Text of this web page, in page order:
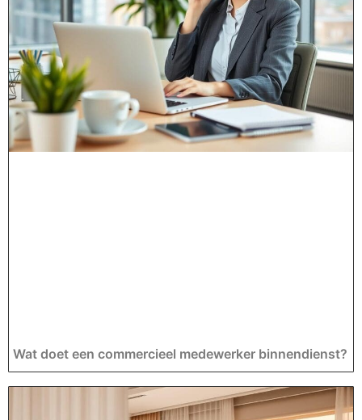
Wat doet een commercieel medewerker binnendienst?